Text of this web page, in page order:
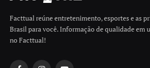
Facttual reúne entretenimento, esportes e as
Brasil para você. Informação de qualidade em
no Facttual!